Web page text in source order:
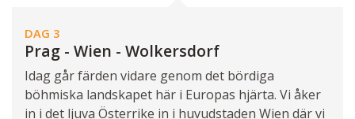
DAG 3
Prag - Wien - Wolkersdorf
Idag går färden vidare genom det bördiga
böhmiska landskapet här i Europas hjärta. Vi åker
in i det ljuva Österrike in i huvudstaden Wien där vi